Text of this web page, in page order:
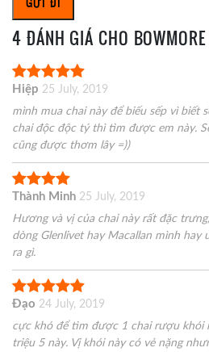
4 ĐÁNH GIÁ CHO
Hiệp 25 July, 2019
mình mua chai này để biếu sếp vì biết
chai độc độc tý thì tìm được em này.
cũng được thơm lây =))
Thành Minh 25 July, 2019
Hương và vị của chai này rất đặc
dòng Glenlivet hay Macallan mình hay
ra gì.
Đạo 24 July, 2019
cực khó để tìm được 1 chai rượu khói
triệu 5 này. Vị khói này có vẻ nặng